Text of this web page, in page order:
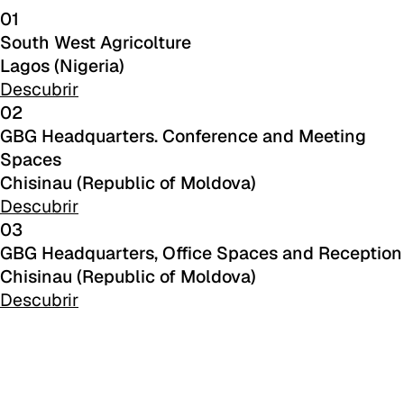
C 46F
C 47F
C 48F
C 49F
C 50F
C 51F
C 52F
01
South West Agricolture
Lagos (Nigeria)
Descubrir
02
GBG Headquarters. Conference and Meeting
Spaces
Chisinau (Republic of Moldova)
Descubrir
03
GBG Headquarters, Office Spaces and Reception
Chisinau (Republic of Moldova)
Descubrir